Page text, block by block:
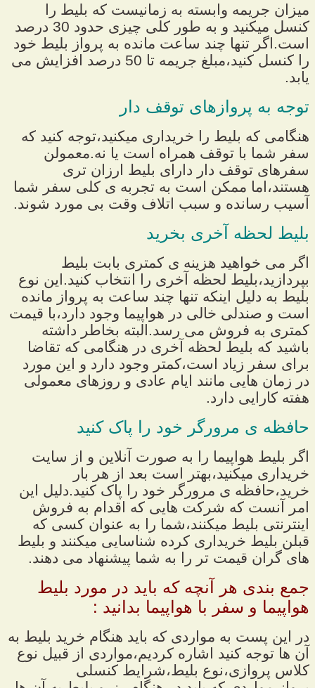
میزان جریمه وابسته به زمانیست که بلیط را
کنسل میکنید و به طور کلی چیزی حدود 30 درصد
است.اگر تنها چند ساعت مانده به پرواز بلیط خود
را کنسل کنید،مبلغ جریمه تا 50 درصد افزایش می
یابد.
توجه به پروازهای توقف دار
هنگامی که بلیط را خریداری میکنید،توجه کنید که
سفر شما با توقف همراه است یا نه.معمولن
سفرهای توقف دار دارای بلیط ارزان تری
هستند،اما ممکن است به تجربه ی کلی سفر شما
آسیب رسانده و سبب اتلاف وقت بی مورد شوند.
بلیط لحظه آخری بخرید
اگر می خواهید هزینه ی کمتری بابت بلیط
بپردازید،بلیط لحظه آخری را انتخاب کنید.این نوع
بلیط به دلیل اینکه تنها چند ساعت به پرواز مانده
است و صندلی خالی در هواپیما وجود دارد،با قیمت
کمتری به فروش می رسد.البته بخاطر داشته
باشید که بلیط لحظه آخری در هنگامی که تقاضا
برای سفر زیاد است،کمتر وجود دارد و این مورد
در زمان هایی مانند ایام عادی و روزهای معمولی
هفته کارایی دارد.
حافظه ی مرورگر خود را پاک کنید
اگر بلیط هواپیما را به صورت آنلاین و از سایت
خریداری میکنید،بهتر است بعد از هر بار
خرید،حافظه ی مرورگر خود را پاک کنید.دلیل این
امر آنست که شرکت هایی که اقدام به فروش
اینترنتی بلیط میکنند،شما را به عنوان کسی که
قبلن بلیط خریداری کرده شناسایی میکنند و بلیط
های گران قیمت تر را به شما پیشنهاد می دهند.
جمع بندی هر آنچه که باید در مورد بلیط
هواپیما و سفر با هواپیما بدانید :
در این پست به مواردی که باید هنگام خرید بلیط به
آن ها توجه کنید اشاره کردیم،مواردی از قبیل نوع
کلاس پروازی،نوع بلیط،شرایط کنسلی